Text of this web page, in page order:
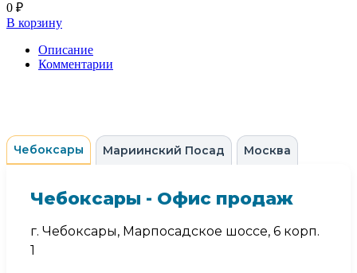
0 ₽
В корзину
Описание
Комментарии
Чебоксары Мариинский Посад Москва
Чебоксары - Офис продаж
г. Чебоксары, Марпосадское шоссе, 6 корп.
1